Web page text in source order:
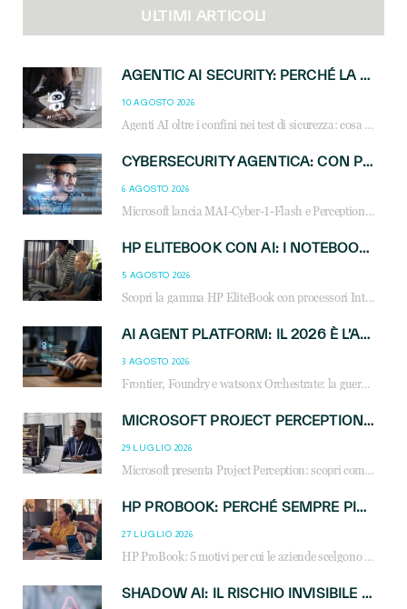
ULTIMI ARTICOLI
AGENTIC AI SECURITY: PERCHÉ LA GOVERNANCE DEGLI AGENTI È LA NUOVA FRONTIERA DEL CANALE IT
10 AGOSTO 2026
Agenti AI oltre i confini nei test di sicurezza: cosa significa per reseller e MSP e come governare l’AI agentica in azienda.
CYBERSECURITY AGENTICA: CON PERCEPTION E MAI-CYBER-1-FLASH MICROSOFT APRE NUOVI SERVIZI PER IL CANALE
6 AGOSTO 2026
Microsoft lancia MAI-Cyber-1-Flash e Perception: cybersecurity agentica in preview dal 3 novembre. Cosa cambia per MSP, system integrator e reseller.
HP ELITEBOOK CON AI: I NOTEBOOK BUSINESS INTELLIGENTI CHE TRASFORMANO PRODUTTIVITÀ, SICUREZZA E LAVORO IBRIDO
5 AGOSTO 2026
Scopri la gamma HP EliteBook con processori Intel® Core™ Ultra e AMD Ryzen™ AI. Notebook business progettati per aumentare la produttività, migliorare la collaborazione e garantire sicurezza avanzata in ufficio e in mobilità.
AI AGENT PLATFORM: IL 2026 È L’ANNO DEL «SISTEMA OPERATIVO» PER GLI AGENTI AZIENDALI
3 AGOSTO 2026
Frontier, Foundry e watsonx Orchestrate: la guerra delle piattaforme AI agent ridisegna il mercato IT. Cosa cambia per reseller, MSP e system integrator.
MICROSOFT PROJECT PERCEPTION: COME GLI AGENTI AI CAMBIERANNO SOC, CYBERSECURITY E SERVIZI MSP
29 LUGLIO 2026
Microsoft presenta Project Perception: scopri come gli agenti AI possono trasformare cybersecurity, SOC e servizi gestiti degli MSP.
HP PROBOOK: PERCHÉ SEMPRE PIÙ AZIENDE SCELGONO NOTEBOOK PROGETTATI PER IL LAVORO MODERNO
27 LUGLIO 2026
HP ProBook: 5 motivi per cui le aziende scelgono i notebook business HP per migliorare produttività, sicurezza e gestione dell’AI.
SHADOW AI: IL RISCHIO INVISIBILE CHE LE AZIENDE POSSONO GOVERNARE